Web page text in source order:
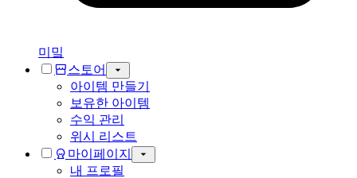
미밐
스토어
아이템 만들기
보유한 아이템
수익 관리
위시 리스트
마이페이지
내 프로필